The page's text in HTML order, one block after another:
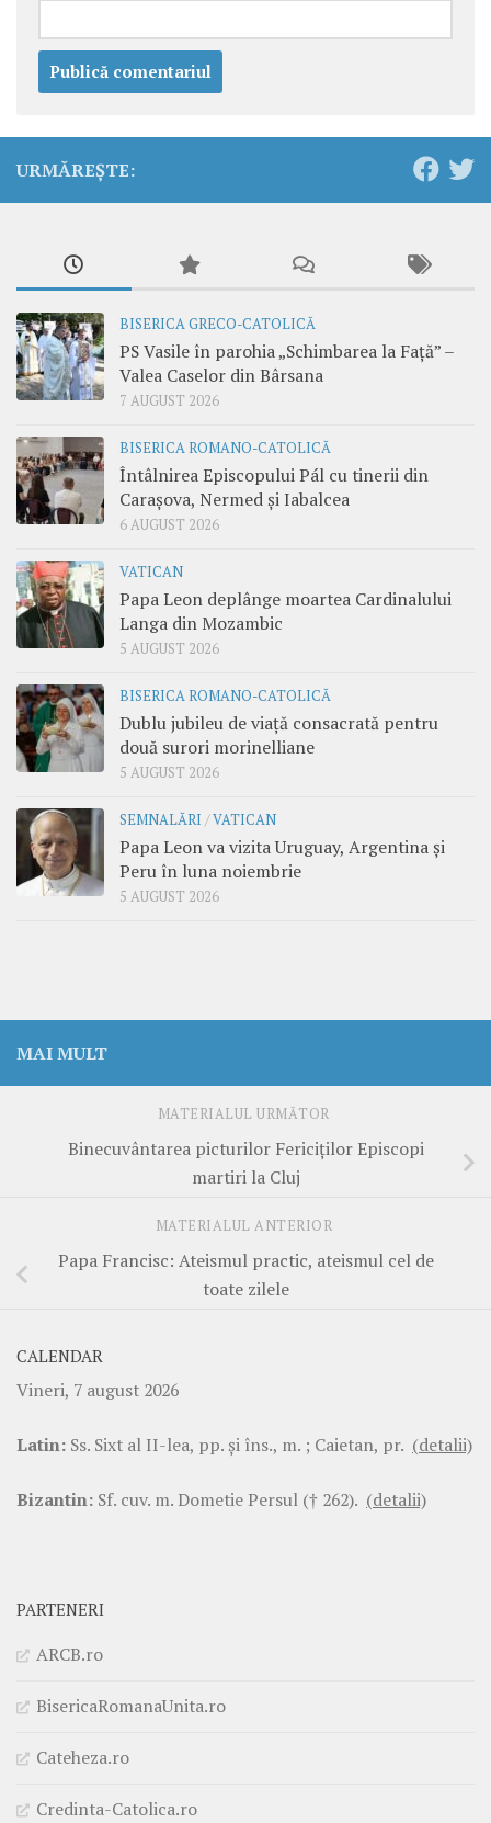
URMĂREȘTE:
BISERICA GRECO-CATOLICĂ
PS Vasile în parohia „Schimbarea la Față” –
Valea Caselor din Bârsana
7 AUGUST 2026
BISERICA ROMANO-CATOLICĂ
Întâlnirea Episcopului Pál cu tinerii din
Carașova, Nermed și Iabalcea
6 AUGUST 2026
VATICAN
Papa Leon deplânge moartea Cardinalului
Langa din Mozambic
5 AUGUST 2026
BISERICA ROMANO-CATOLICĂ
Dublu jubileu de viață consacrată pentru
două surori morinelliane
5 AUGUST 2026
SEMNALĂRI /VATICAN
Papa Leon va vizita Uruguay, Argentina și
Peru în luna noiembrie
5 AUGUST 2026
MAI MULT
MATERIALUL URMĂTOR
Binecuvântarea picturilor Fericiților Episcopi
martiri la Cluj
MATERIALUL ANTERIOR
Papa Francisc: Ateismul practic, ateismul cel de
toate zilele
CALENDAR
Vineri, 7 august 2026
Latin: Ss. Sixt al II-lea, pp. şi îns., m. ; Caietan, pr. (detalii)
Bizantin: Sf. cuv. m. Dometie Persul († 262). (detalii)
PARTENERI
ARCB.ro
BisericaRomanaUnita.ro
Cateheza.ro
Credinta-Catolica.ro